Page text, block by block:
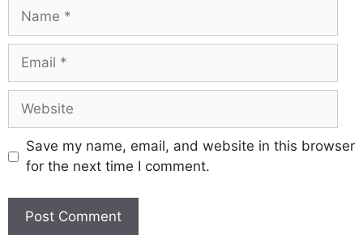
Save my name, email, and website in this browser
for the next time I comment.